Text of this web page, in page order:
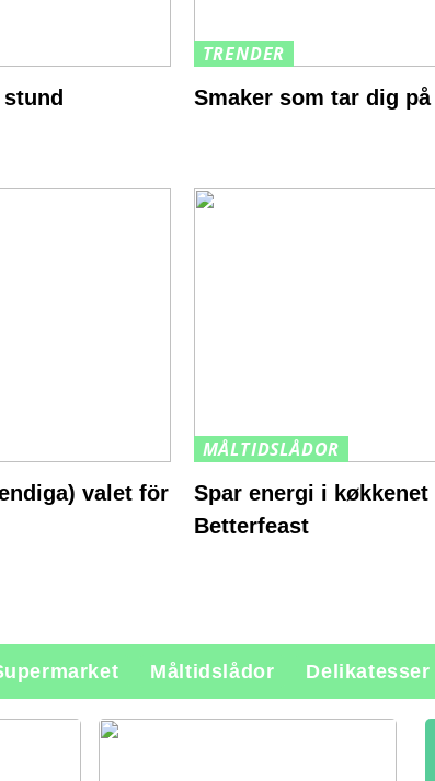
TRENDER
Smaker som tar dig på
valet för
MÅLTIDSLÅDOR
Spar energi i
Betterfeast
Måltidslådor Delikatesser